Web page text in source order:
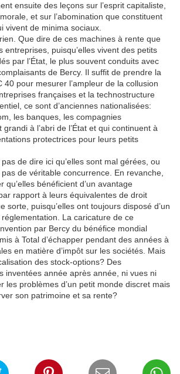
ensuite des leçons sur l’esprit capitaliste,
et sur l’abomination que constituent
vivent de minima sociaux.
Que dire de ces machines à rente que
entreprises, puisqu’elles vivent des petits
par l’État, le plus souvent conduits avec
de Bercy. Il suffit de prendre la
40 pour mesurer l’ampleur de la collusion
françaises et la technostructure
ce sont d’anciennes nationalisées:
les banques, les compagnies
grandi à l’abri de l’État et qui continuent à
protectrices pour leurs petits
pas de dire ici qu’elles sont mal gérées, ou
pas de véritable concurrence. En revanche,
qu’elles bénéficient d’un avantage
rapport à leurs équivalentes de droit
sorte, puisqu’elles ont toujours disposé d’un
La caricature de ce
par Bercy du bénéfice mondial
à Total d’échapper pendant des années à
en matière d’impôt sur les sociétés. Mais
des stock-options? Des
inventées année après année, ni vues ni
les problèmes d’un petit monde discret mais
son patrimoine et sa rente?